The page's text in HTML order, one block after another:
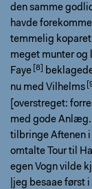
den samme
havde
temmelig koparet
meget munter og
Faye
nu med Vilhelms
[overstreget:
med gode
tilbringe Aftenen i
omtalte Tour til
egen Vogn vilde
|jeg besaae først